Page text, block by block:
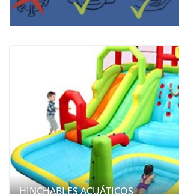
HINCHABLES ACUÁTICOS